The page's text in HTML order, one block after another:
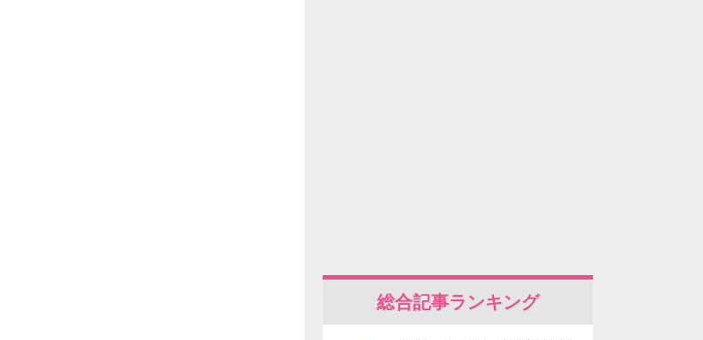
総合記事ランキング